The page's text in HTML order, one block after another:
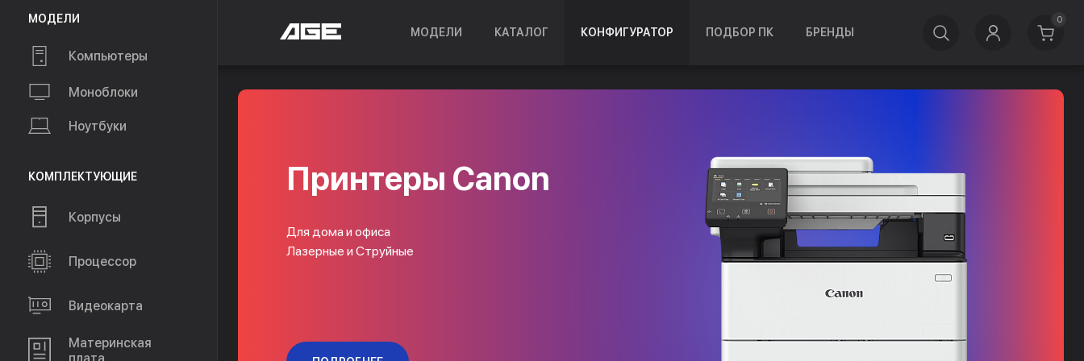
МОДЕЛИ КАТАЛОГ КОНФИГУРАТОР ПОДБОР ПК БРЕНДЫ
0
МОДЕЛИ
Компьютеры
Моноблоки
Ноутбуки
КОМПЛЕКТУЮЩИЕ
Корпусы
Процессор
Видеокарта
Материнская
Принтеры
Для дома и офиса
Лазерные и Струйные